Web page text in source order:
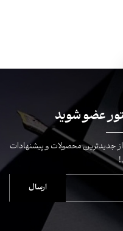
عضو شوید
جدیدترین محصولات و پیشنهادات